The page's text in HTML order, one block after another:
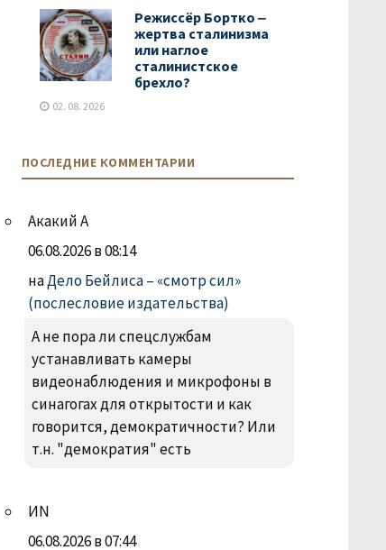
Режиссёр Бортко ‒
жертва сталинизма
или наглое
сталинистское
брехло?
02. 08. 2026
ПОСЛЕДНИЕ КОММЕНТАРИИ
Акакий А
06.08.2026 в 08:14
наДело Бейлиса – «смотр сил»
(послесловие издательства)
А не пора ли спецслужбам
устанавливать камеры
видеонаблюдения и микрофоны в
синагогах для открытости и как
говорится, демократичности? Или
т.н. "демократия" есть
ИN
06.08.2026 в 07:44